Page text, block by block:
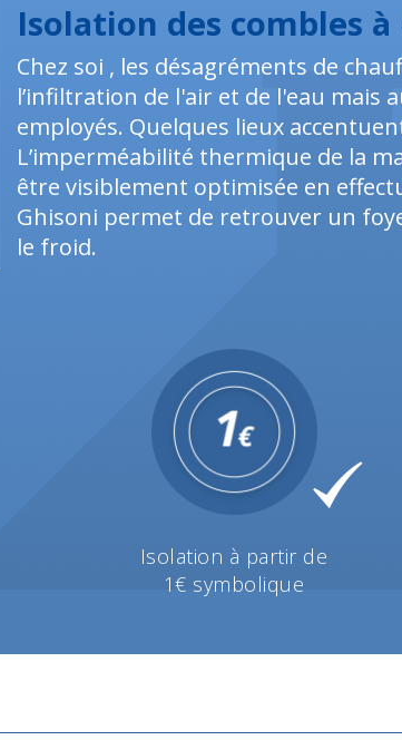
Isolation des combles à
Chez soi , les désagréments de
l’infiltration de l'air et de l'eau mais
employés. Quelques lieux
L’imperméabilité thermique de la
être visiblement optimisée en
Ghisoni permet de retrouver un
le froid.
Isolation à partir de
1€ symbolique